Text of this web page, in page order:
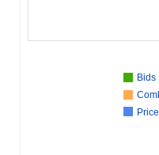
Bids
Price